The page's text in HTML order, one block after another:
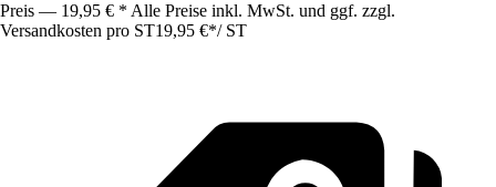
Preis — 19,95 € * Alle Preise inkl. MwSt. und ggf. zzgl.
Versandkosten pro ST19,95 €*/ ST